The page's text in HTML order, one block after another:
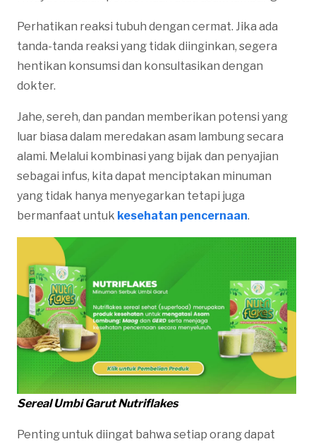
Perhatikan reaksi tubuh dengan cermat. Jika ada
tanda-tanda reaksi yang tidak diinginkan, segera
hentikan konsumsi dan konsultasikan dengan
dokter.
Jahe, sereh, dan pandan memberikan potensi yang
luar biasa dalam meredakan asam lambung secara
alami. Melalui kombinasi yang bijak dan penyajian
sebagai infus, kita dapat menciptakan minuman
yang tidak hanya menyegarkan tetapi juga
bermanfaat untuk kesehatan pencernaan.
Sereal Umbi Garut Nutriflakes
Penting untuk diingat bahwa setiap orang dapat